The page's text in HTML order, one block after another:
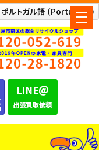
メ
ニ
ュ
ー